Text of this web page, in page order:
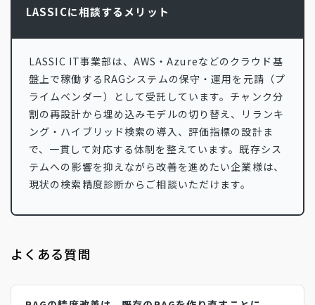
LASSICに相談するメリット
LASSIC IT事業部は、AWS・Azureなどのクラウド基
盤上で稼働するRAGシステムの保守・運用を元請（プ
ライムベンダー）として受託しています。チャンク分
割の再設計から埋め込みモデルの切り替え、リランキ
ング・ハイブリッド検索の導入、評価指標の設計ま
で、一貫して対応する体制を整えています。既存シス
テムへの影響を抑えながら改善を進めたい企業様は、
現状の検索精度診断からご相談いただけます。
よくある質問